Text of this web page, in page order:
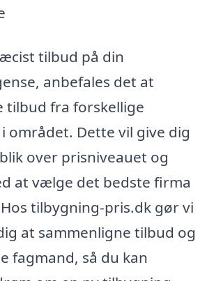
tilbud på din
anbefales det at
tilbud fra forskellige
området. Dette vil give dig
over prisniveauet og
at vælge det bedste firma
tilbygning-pris.dk gør vi
at sammenligne tilbud og
fagmand, så du kan